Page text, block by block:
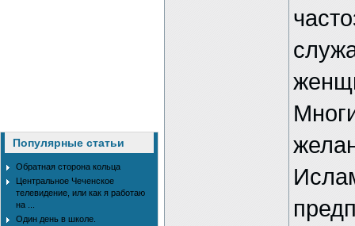
Популярные статьи
Обратная сторона кольца
Центральное Чеченское
телевидение, или как я работаю
на ...
Один день в школе.